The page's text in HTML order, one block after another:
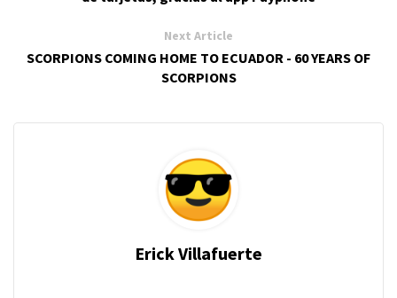
Next Article
SCORPIONS COMING HOME TO ECUADOR - 60 YEARS OF
SCORPIONS
Erick Villafuerte